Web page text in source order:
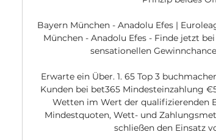
Bayern München - Anadolu Efes |
München - Anadolu Efes - Finde jetzt
sensationellen
Erwarte ein Über. 1. 65 Top 3
Kunden bei bet365 Mindesteinzahlung
Wetten im Wert der qualifizierenden
Mindestquoten, Wett- und
schließen den Einsatz